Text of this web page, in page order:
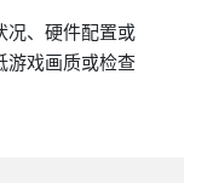
况、硬件配置或
游戏画质或检查